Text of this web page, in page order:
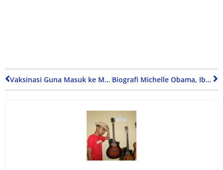
Vaksinasi Guna Masuk ke Mall, Jangan Harap Bebas dari Pandemi Biografi Michelle Obama, Ibu Negara US Pertama yang Berdarah Afrika-Amerika